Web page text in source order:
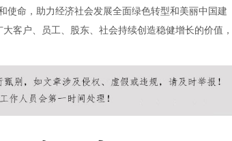
使命，助力经济社会发展全面绿色转型和美丽中国建
客户、员工、股东、社会持续创造稳健增长的价值，